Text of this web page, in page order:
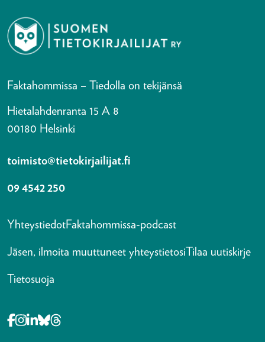
Faktahommissa – Tiedolla on tekijänsä
Hietalahdenranta 15 A 8
00180 Helsinki
toimisto@tietokirjailijat.fi
09 4542 250
YhteystiedotFaktahommissa-podcast
Jäsen, ilmoita muuttuneet yhteystietosi Tilaa uutiskirje
Tietosuoja
Opens in a new tab Facebook-f
Opens in a new tab Instagram
Opens in a new tab Linkedin-in
Opens in a new tab Bluesky